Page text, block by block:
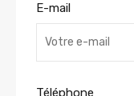
E-mail
Téléphone